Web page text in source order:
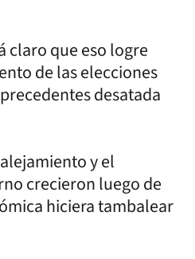
claro que eso logre
de las elecciones
desatada
y el
crecieron luego de
hiciera tambalear